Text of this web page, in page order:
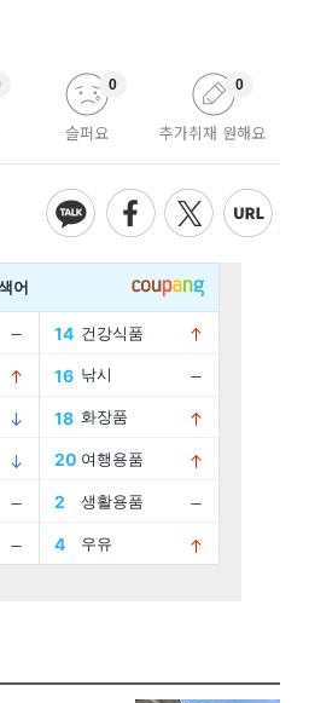
슬퍼요
0
추가취재 원해요
0